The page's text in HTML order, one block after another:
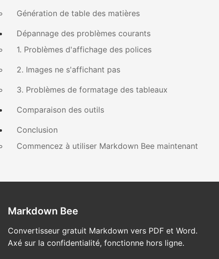
Génération de table des matières
Dépannage des problèmes courants
1. Problèmes d'affichage des polices
2. Images ne s'affichant pas
3. Problèmes de formatage des tableaux
Comparaison des outils
Conclusion
Commencez à utiliser Markdown Bee maintenant
Markdown Bee
Convertisseur gratuit Markdown vers PDF et Word.
Axé sur la confidentialité, fonctionne hors ligne.